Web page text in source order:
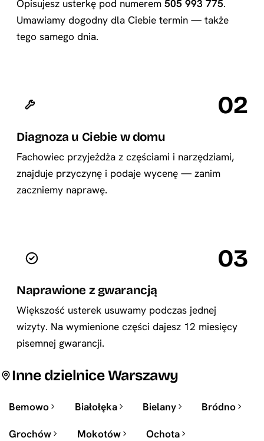
Opisujesz usterkę pod numerem 505 993 775.
Umawiamy dogodny dla Ciebie termin — także
tego samego dnia.
02
Diagnoza u Ciebie w domu
Fachowiec przyjeżdża z częściami i narzędziami,
znajduje przyczynę i podaje wycenę — zanim
zaczniemy naprawę.
03
Naprawione z gwarancją
Większość usterek usuwamy podczas jednej
wizyty. Na wymienione części dajesz 12 miesięcy
pisemnej gwarancji.
Inne dzielnice Warszawy
Bemowo Białołęka Bielany Bródno
Grochów Mokotów Ochota